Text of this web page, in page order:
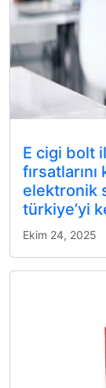
E cigi bolt
elektronik
türkiye’yi
Ekim 24, 2025